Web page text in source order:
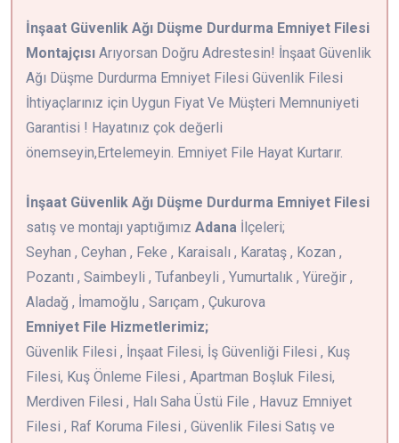
İnşaat Güvenlik Ağı Düşme Durdurma Emniyet Filesi
Montajçısı Arıyorsan Doğru Adrestesin! İnşaat Güvenlik
Ağı Düşme Durdurma Emniyet Filesi Güvenlik Filesi
İhtiyaçlarınız için Uygun Fiyat Ve Müşteri Memnuniyeti
Garantisi ! Hayatınız çok değerli
önemseyin,Ertelemeyin. Emniyet File Hayat Kurtarır.
İnşaat Güvenlik Ağı Düşme Durdurma Emniyet Filesi
satış ve montajı yaptığımız Adana İlçeleri;
Seyhan , Ceyhan , Feke , Karaisalı , Karataş , Kozan ,
Pozantı , Saimbeyli , Tufanbeyli , Yumurtalık , Yüreğir ,
Aladağ , İmamoğlu , Sarıçam , Çukurova
Emniyet File Hizmetlerimiz;
Güvenlik Filesi , İnşaat Filesi, İş Güvenliği Filesi , Kuş
Filesi, Kuş Önleme Filesi , Apartman Boşluk Filesi,
Merdiven Filesi , Halı Saha Üstü File , Havuz Emniyet
Filesi , Raf Koruma Filesi , Güvenlik Filesi Satış ve